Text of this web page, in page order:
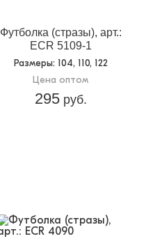
Футболка (стразы), арт.:
ECR 5109-1
Размеры: 104, 110, 122
Цена оптом
295руб.